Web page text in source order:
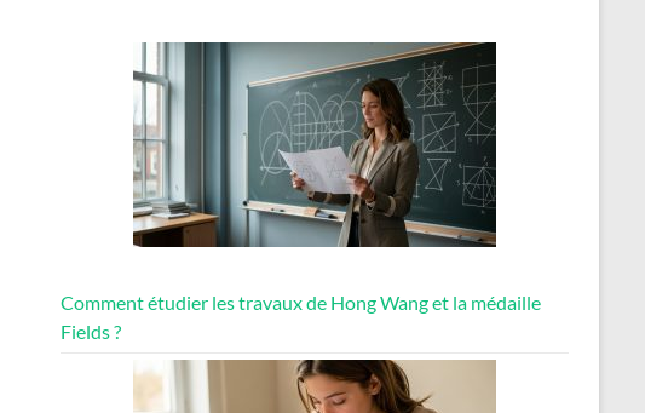
Comment étudier les travaux de Hong Wang et la médaille
Fields ?